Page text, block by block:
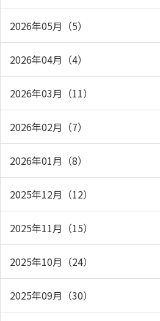
2026年05月（5）
2026年04月（4）
2026年03月（11）
2026年02月（7）
2026年01月（8）
2025年12月（12）
2025年11月（15）
2025年10月（24）
2025年09月（30）